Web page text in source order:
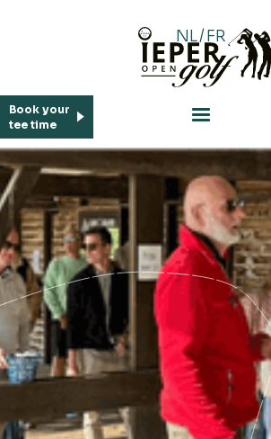
NL/FR
Book your
tee time